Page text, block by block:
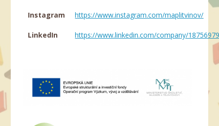
Instagram https://www.instagram.com/maplitvinov/
LinkedIn https://www.linkedin.com/company/